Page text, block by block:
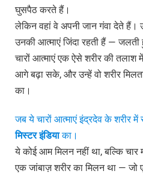
घुसपैठ करते हैं।
लेकिन वहां वे अपनी जान गंवा देते हैं।
उनकी आत्माएं जिंदा रहती हैं —
चारों आत्माएं एक ऐसे शरीर की
आगे बढ़ा सके, और उन्हें वो शरीर
का।
जब ये चारों आत्माएं इंद्रदेव के शरीर में
मिस्टर इंडियाका।
ये कोई आम मिलन नहीं था, बल्कि
एक जांबाज़ शरीर का मिलन था —